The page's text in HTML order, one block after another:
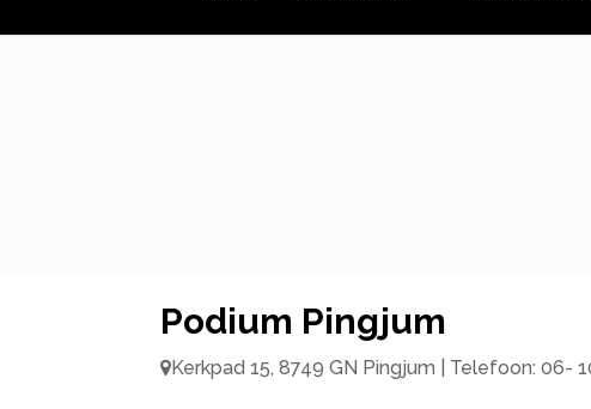
Podium Pingjum
Kerkpad 15, 8749 GN Pingjum | Telefoon: 06-